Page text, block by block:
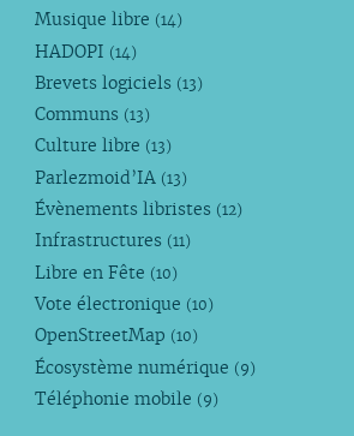
Musique libre (14)
HADOPI (14)
Brevets logiciels (13)
Communs (13)
Culture libre (13)
Parlezmoid’IA (13)
Évènements libristes (12)
Infrastructures (11)
Libre en Fête (10)
Vote électronique (10)
OpenStreetMap (10)
Écosystème numérique (9)
Téléphonie mobile (9)